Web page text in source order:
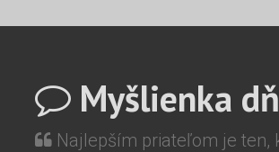
Myšlienka
Najlepším priateľom je ten,